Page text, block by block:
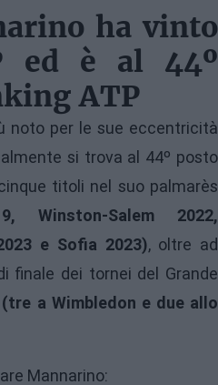
ha vinto
ed è al 44º
ATP
noto per le sue eccentricità
si trova al 44º posto
titoli nel suo palmarès
Winston-Salem 2022,
e Sofia 2023), oltre ad
finale dei tornei del Grande
(tre a Wimbledon e due allo
Mannarino: